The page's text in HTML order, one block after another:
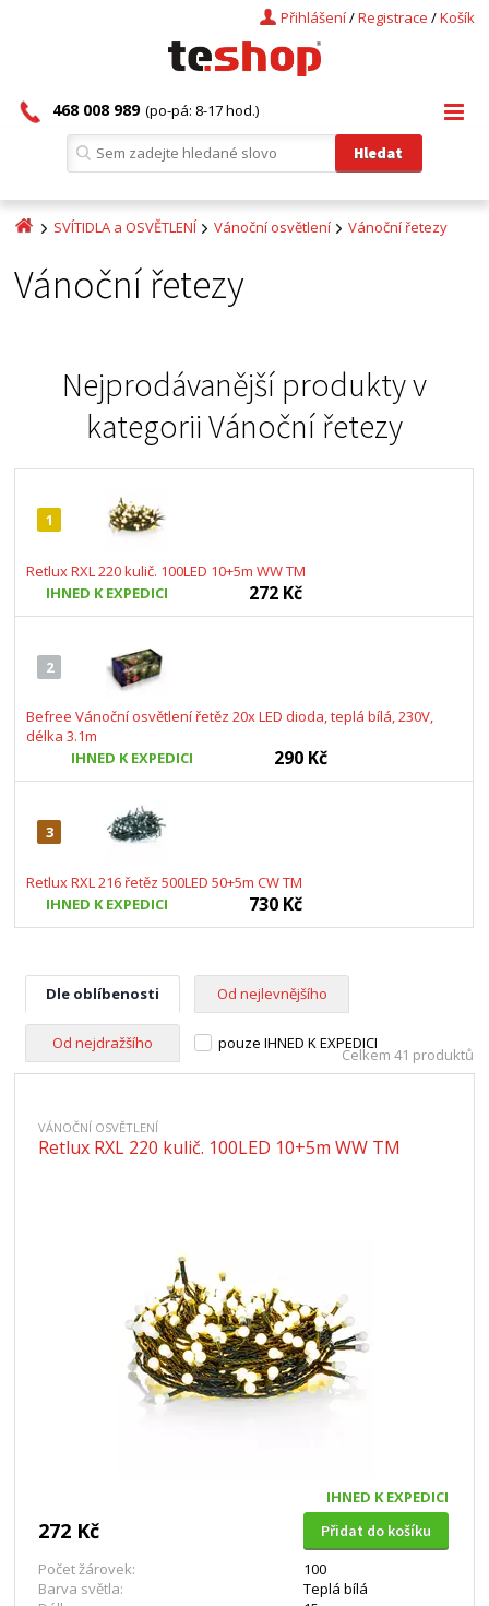
Košík
/
Registrace
/
Přihlášení
468 008 989 (po-pá: 8-17 hod.)
SVÍTIDLA a OSVĚTLENÍ Vánoční osvětlení Vánoční řetezy
Vánoční řetezy
Nejprodávanější produkty v
kategoriiVánoční řetezy
1
Retlux RXL 220 kulič. 100LED 10+5m WW TM
IHNED K EXPEDICI
272 Kč
2
Befree Vánoční osvětlení řetěz 20x LED dioda, teplá bílá, 230V,
délka 3.1m
IHNED K EXPEDICI
290 Kč
3
Retlux RXL 216 řetěz 500LED 50+5m CW TM
IHNED K EXPEDICI
730 Kč
Dle oblíbenosti Od nejlevnějšího
Od nejdražšího pouze IHNED K EXPEDICI
Celkem 41 produktů
VÁNOČNÍ OSVĚTLENÍ
Retlux RXL 220 kulič. 100LED 10+5m WW TM
IHNED K EXPEDICI
272 Kč
Přidat do košíku
Počet žárovek:
100
Barva světla:
Teplá bílá